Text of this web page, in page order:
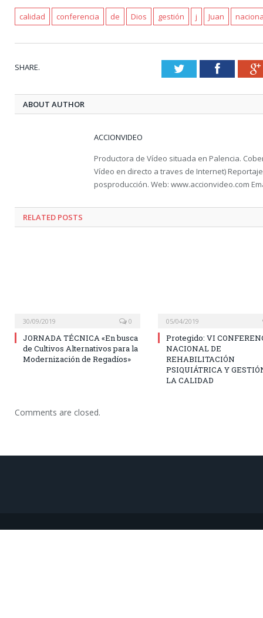
calidad conferencia de Dios gestión j Juan
SHARE. Twitter
ABOUT AUTHOR
ACCIONVIDEO
Productora de Vídeo situada en Palencia.
Vídeo en directo a traves de Internet)
posproducción. Web: www.accionvideo.com
RELATED POSTS
30/09/2019 0
JORNADA TÉCNICA «En busca
de Cultivos Alternativos para la
Modernización de Regadíos»
05/04/2019
Protegido: VI
NACIONAL DE
REHABILITACIÓN
PSIQUIÁTRICA Y
LA CALIDAD
Comments are closed.